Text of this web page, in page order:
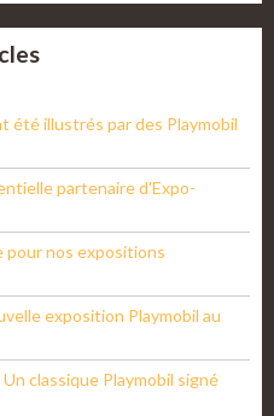
été illustrés par des Playmobil
partenaire d'Expo-
nos expositions
exposition Playmobil au
classique Playmobil signé